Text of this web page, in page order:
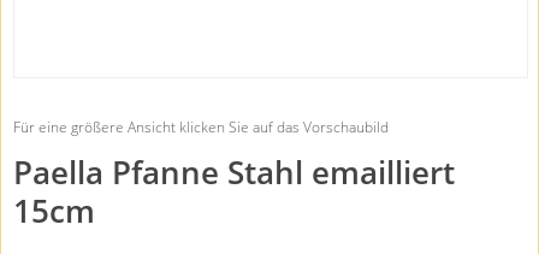
Für eine größere Ansicht klicken Sie auf das Vorschaubild
Paella Pfanne Stahl emailliert
15cm